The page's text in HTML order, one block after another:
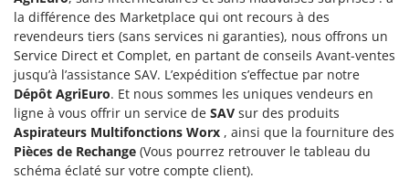
Machines pour la transformation des fruits
Machines sous vide
Motobineuses
Motoculteurs
Motofaucheuses
Motopompes pour irrigation
Moulins à céréales électriques
Famur
FARMER
FBC
Ferrari Group
Ferroni
Ferrua
FIAC
la différence des Marketplace qui ont recours à des
revendeurs tiers (sans services ni garanties), nous offrons un
Service Direct et Complet, en partant de conseils Avant-ventes
jusqu’à l’assistance SAV. L’expédition s’effectue par notre
Dépôt AgriEuro. Et nous sommes les uniques vendeurs en
ligne à vous offrir un service de SAV sur des produits
Aspirateurs Multifonctions Worx , ainsi que la fourniture des
Pièces de Rechange (Vous pourrez retrouver le tableau du
schéma éclaté sur votre compte client).